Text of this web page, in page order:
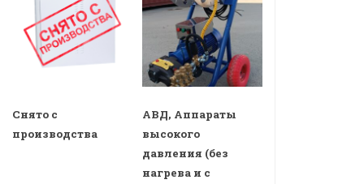
Снято с
производства
АВД, Аппараты
высокого
давления (без
нагрева и с